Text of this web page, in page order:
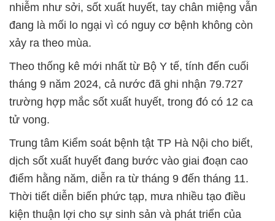
nhiễm như sởi, sốt xuất huyết, tay chân miệng vẫn
đang là mối lo ngại vì có nguy cơ bệnh không còn
xảy ra theo mùa.
Theo thống kê mới nhất từ Bộ Y tế, tính đến cuối
tháng 9 năm 2024, cả nước đã ghi nhận 79.727
trường hợp mắc sốt xuất huyết, trong đó có 12 ca
tử vong.
Trung tâm Kiểm soát bệnh tật TP Hà Nội cho biết,
dịch sốt xuất huyết đang bước vào giai đoạn cao
điểm hằng năm, diễn ra từ tháng 9 đến tháng 11.
Thời tiết diễn biến phức tạp, mưa nhiều tạo điều
kiện thuận lợi cho sự sinh sản và phát triển của